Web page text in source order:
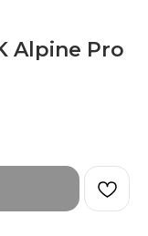
Alpine Pro